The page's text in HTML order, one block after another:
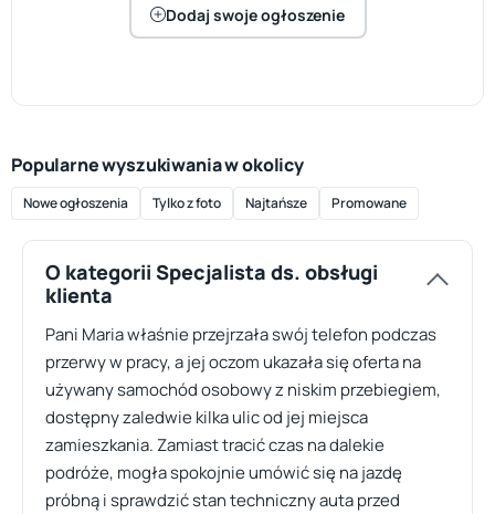
Dodaj swoje ogłoszenie
Popularne wyszukiwania w okolicy
Nowe ogłoszenia Tylko z foto Najtańsze Promowane
O kategorii Specjalista ds. obsługi
klienta
Pani Maria właśnie przejrzała swój telefon podczas
przerwy w pracy, a jej oczom ukazała się oferta na
używany samochód osobowy z niskim przebiegiem,
dostępny zaledwie kilka ulic od jej miejsca
zamieszkania. Zamiast tracić czas na dalekie
podróże, mogła spokojnie umówić się na jazdę
próbną i sprawdzić stan techniczny auta przed